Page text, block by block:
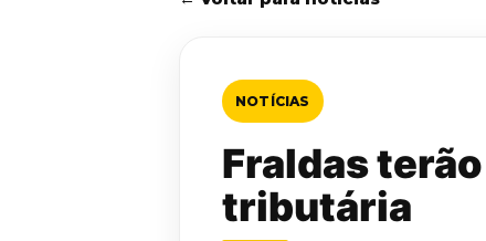
NOTÍCIAS
Fraldas
tributária